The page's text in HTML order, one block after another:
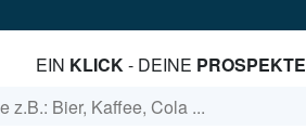
EIN KLICK- DEINE PROSPEKTE